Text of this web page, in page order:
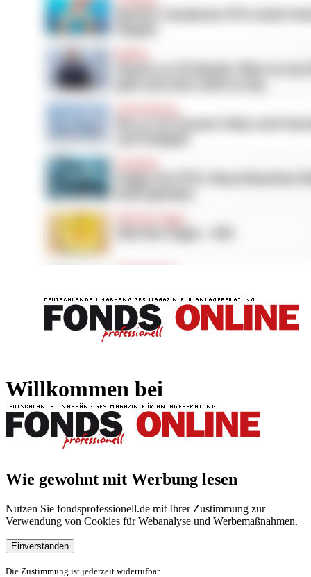
Willkommen bei
Wie gewohnt mit Werbung lesen
Nutzen Sie fondsprofessionell.de mit Ihrer Zustimmung zur
Verwendung von Cookies für Webanalyse und Werbemaßnahmen.
Einverstanden
Die Zustimmung ist jederzeit widerrufbar.